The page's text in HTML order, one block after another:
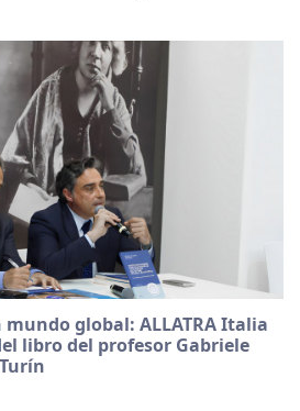
global: ALLATRA Italia
libro del profesor Gabriele